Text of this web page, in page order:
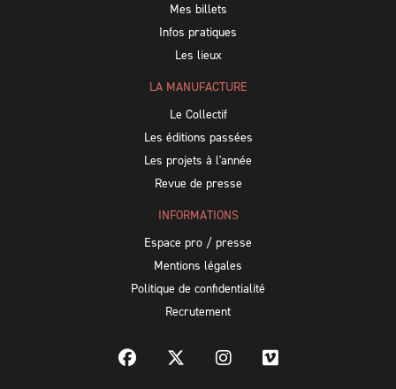
Mes billets
Infos pratiques
Les lieux
LA MANUFACTURE
Le Collectif
Les éditions passées
Les projets à l'année
Revue de presse
INFORMATIONS
Espace pro / presse
Mentions légales
Politique de confidentialité
Recrutement